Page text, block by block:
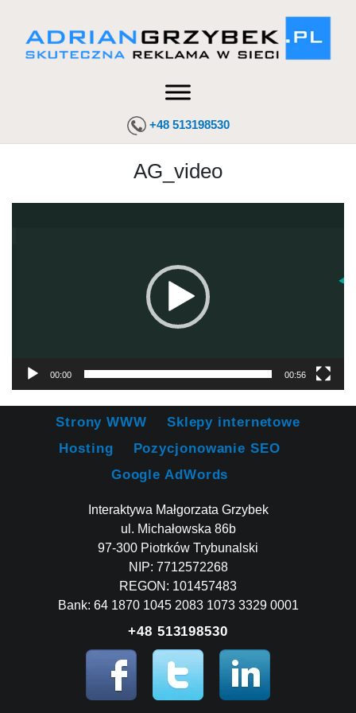
+48 513198530
AG_video
00:00 00:56
Strony WWW
Sklepy internetowe
Hosting
Pozycjonowanie SEO
Google AdWords
Interaktywa Małgorzata Grzybek
ul. Michałowska 86b
97-300 Piotrków Trybunalski
NIP: 7712572268
REGON: 101457483
Bank: 64 1870 1045 2083 1073 3329 0001
+48 513198530